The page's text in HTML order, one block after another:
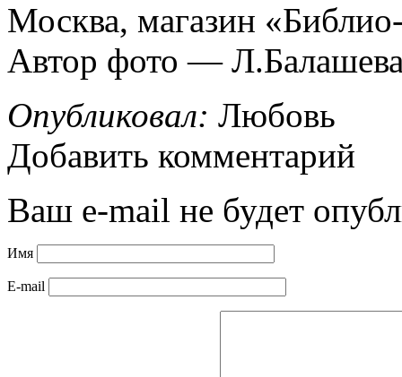
Москва, магазин
Автор фото —
Опубликовал: Любовь
Добавить комментарий
Ваш e-mail не будет
Имя
E-mail